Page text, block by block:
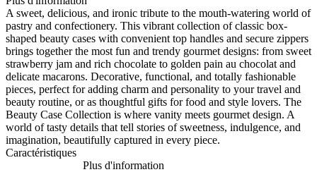
A sweet, delicious, and ironic tribute to the mouth-watering world of
pastry and confectionery. This vibrant collection of classic box-
shaped beauty cases with convenient top handles and secure zippers
brings together the most fun and trendy gourmet designs: from sweet
strawberry jam and rich chocolate to golden pain au chocolat and
delicate macarons. Decorative, functional, and totally fashionable
pieces, perfect for adding charm and personality to your travel and
beauty routine, or as thoughtful gifts for food and style lovers. The
Beauty Case Collection is where vanity meets gourmet design. A
world of tasty details that tell stories of sweetness, indulgence, and
imagination, beautifully captured in every piece.
Caractéristiques
Plus d'information